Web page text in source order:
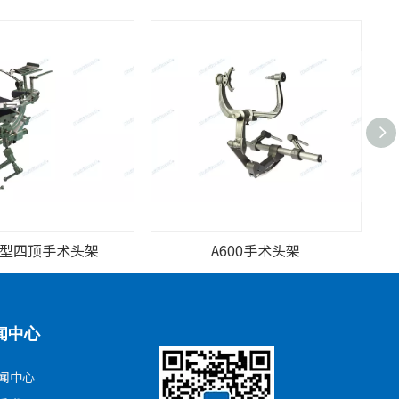
四顶手术头架 A600手术头架
中心
中心